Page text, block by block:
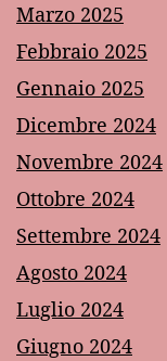
Marzo 2025
Febbraio 2025
Gennaio 2025
Dicembre 2024
Novembre 2024
Ottobre 2024
Settembre 2024
Agosto 2024
Luglio 2024
Giugno 2024